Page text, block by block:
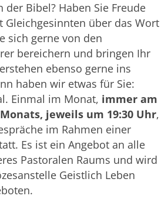
der Bibel? Haben Sie Freude
Gleichgesinnten über das Wort
sich gerne von den
bereichern und bringen Ihr
ebenso gerne ins
haben wir etwas für Sie:
Einmal im Monat, immer am
jeweils um 19:30 Uhr,
im Rahmen einer
Es ist ein Angebot an alle
Pastoralen Raums und wird
Geistlich Leben